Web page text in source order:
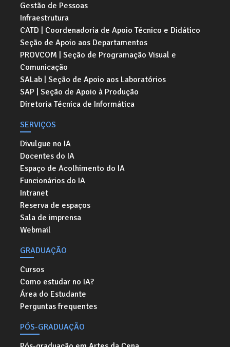
Gestão de Pessoas
Infraestrutura
CATD | Coordenadoria de Apoio Técnico e Didático
Seção de Apoio aos Departamentos
PROVCOM | Seção de Programação Visual e
Comunicação
SALab | Seção de Apoio aos Laboratórios
SAP | Seção de Apoio à Produção
Diretoria Técnica de Informática
SERVIÇOS
Divulgue no IA
Docentes do IA
Espaço de Acolhimento do IA
Funcionários do IA
Intranet
Reserva de espaços
Sala de imprensa
Webmail
GRADUAÇÃO
Cursos
Como estudar no IA?
Área do Estudante
Perguntas frequentes
PÓS-GRADUAÇÃO